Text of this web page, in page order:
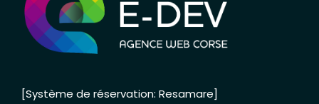
[Système de réservation: Resamare]